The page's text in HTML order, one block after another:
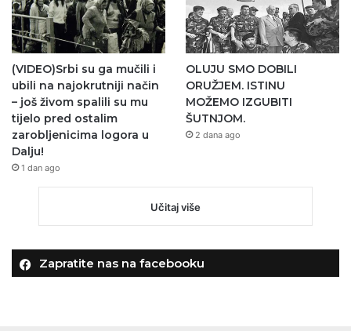
(VIDEO)Srbi su ga mučili i
ubili na najokrutniji način
– još živom spalili su mu
tijelo pred ostalim
zarobljenicima logora u
Dalju!
1 dan ago
OLUJU SMO DOBILI
ORUŽJEM. ISTINU
MOŽEMO IZGUBITI
ŠUTNJOM.
2 dana ago
Učitaj više
Zapratite nas na facebooku